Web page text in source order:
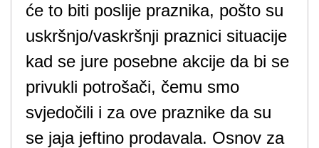
će to biti poslije praznika, pošto su
uskršnjo/vaskršnji praznici situacije
kad se jure posebne akcije da bi se
privukli potrošači, čemu smo
svjedočili i za ove praznike da su
se jaja jeftino prodavala. Osnov za